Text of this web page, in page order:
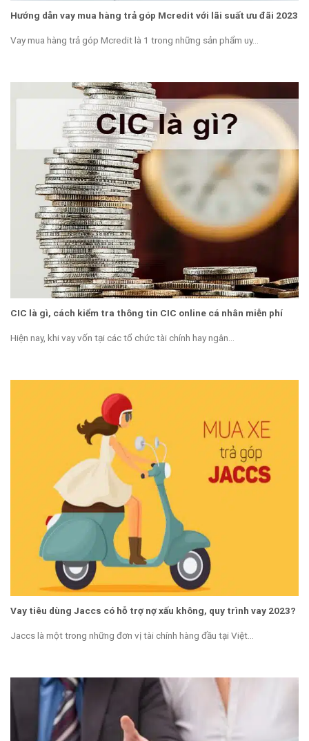
Hướng dẫn vay mua hàng trả góp Mcredit với lãi suất ưu đãi 2023
Vay mua hàng trả góp Mcredit là 1 trong những sản phẩm uy...
CIC là gì, cách kiểm tra thông tin CIC online cá nhân miễn phí
Hiện nay, khi vay vốn tại các tổ chức tài chính hay ngân...
Vay tiêu dùng Jaccs có hỗ trợ nợ xấu không, quy trình vay 2023?
Jaccs là một trong những đơn vị tài chính hàng đầu tại Việt...